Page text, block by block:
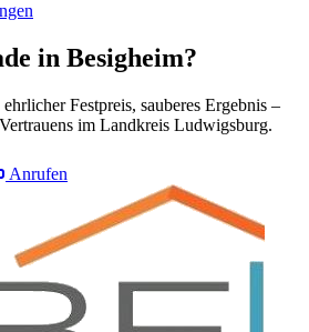
in Besigheim?
Festpreis, sauberes Ergebnis –
im Landkreis Ludwigsburg.
Anrufen